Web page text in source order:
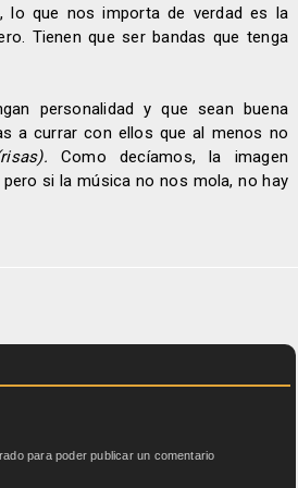
lo que nos importa de verdad es la
Tienen que ser bandas que tenga
personalidad y que sean buena
a currar con ellos que al menos no
Como decíamos, la imagen
si la música no nos mola, no hay
para poder publicar un comentario